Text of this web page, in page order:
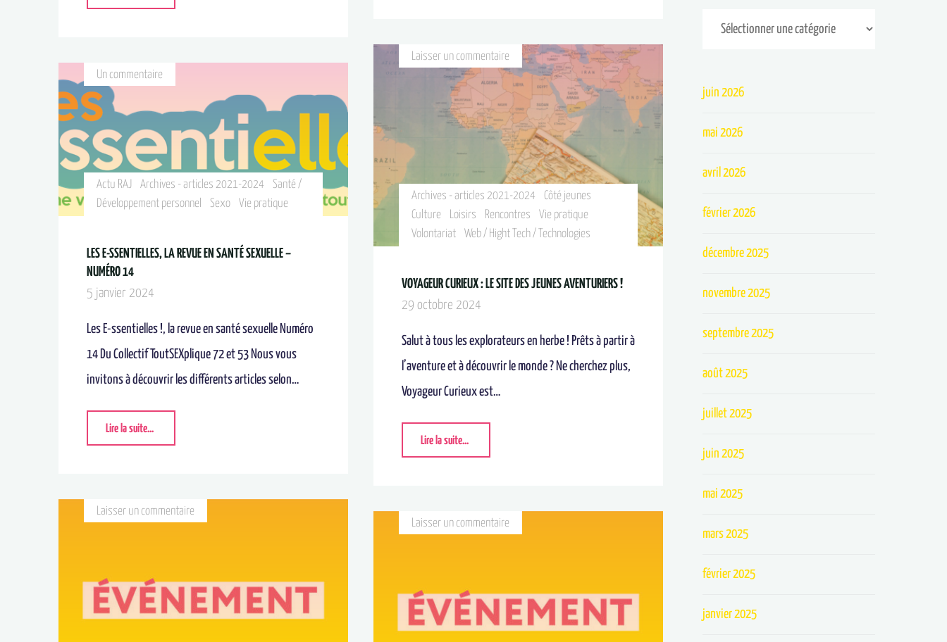
Archives - articles 2021-2024
Côté jeunes
Culture
Loisirs Rencontres
Vie pratique
Volontariat
Web / Hight Tech / Technologies
Laisser un commentaire
VOYAGEUR CURIEUX : LE SITE DES JEUNES AVENTURIERS !
29 octobre 2024
Salut à tous les explorateurs en herbe ! Prêts à partir à
l’aventure et à découvrir le monde ? Ne cherchez plus,
Voyageur Curieux est…
Lire la suite...
Actu RAJ Archives - articles 2021-2024
Santé /
Développement personnel
Sexo Vie pratique
Un commentaire
LES E-SSENTIELLES, LA REVUE EN SANTÉ SEXUELLE –
NUMÉRO 14
5 janvier 2024
Les E-ssentielles !, la revue en santé sexuelle Numéro
14 Du Collectif ToutSEXplique 72 et 53 Nous vous
invitons à découvrir les différents articles selon…
Lire la suite...
Laisser un commentaire
Laisser un commentaire
juin 2026
mai 2026
avril 2026
février 2026
décembre 2025
novembre 2025
septembre 2025
août 2025
juillet 2025
juin 2025
mai 2025
mars 2025
février 2025
janvier 2025